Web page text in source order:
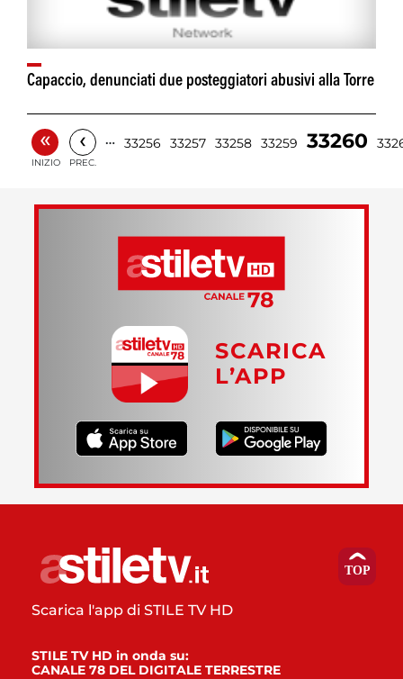
Capaccio, denunciati due posteggiatori abusivi alla Torre
«
INIZIO
‹
PREC.
… 33256 33257 33258 33259 33260
SCARICA
L’APP
Scarica l'app di STILE TV HD
STILE TV HD in onda su:
CANALE 78 DEL DIGITALE TERRESTRE